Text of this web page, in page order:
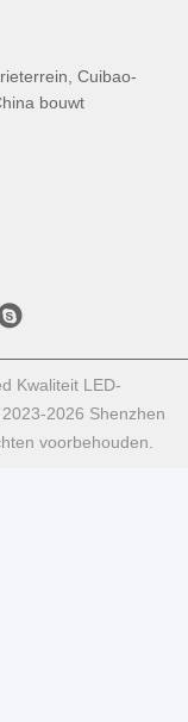
Cuibao-
bouwt
Kwaliteit LED-
2026 Shenzhen
voorbehouden.